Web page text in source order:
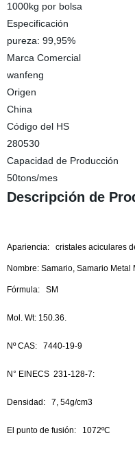
1000kg por bolsa
Especificación
pureza: 99,95%
Marca Comercial
wanfeng
Origen
China
Código del HS
280530
Capacidad de Producción
50tons/mes
Descripción de
Apariencia: cristales aciculares
Nombre: Samario, Samario Metal
Fórmula: SM
Mol. Wt: 150.36.
Nº CAS: 7440-19-9
N° EINECS 231-128-7:
Densidad: 7, 54g/cm3
El punto de fusión: 1072ºC